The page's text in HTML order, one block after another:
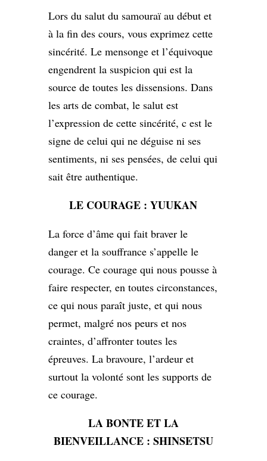
Lors du salut du samouraï au début et
à la fin des cours, vous exprimez cette
sincérité. Le mensonge et l’équivoque
engendrent la suspicion qui est la
source de toutes les dissensions. Dans
les arts de combat, le salut est
l’expression de cette sincérité, c est le
signe de celui qui ne déguise ni ses
sentiments, ni ses pensées, de celui qui
sait être authentique.
LE COURAGE : YUUKAN
La force d’âme qui fait braver le
danger et la souffrance s’appelle le
courage. Ce courage qui nous pousse à
faire respecter, en toutes circonstances,
ce qui nous paraît juste, et qui nous
permet, malgré nos peurs et nos
craintes, d’affronter toutes les
épreuves. La bravoure, l’ardeur et
surtout la volonté sont les supports de
ce courage.
LA BONTE ET LA
BIENVEILLANCE : SHINSETSU